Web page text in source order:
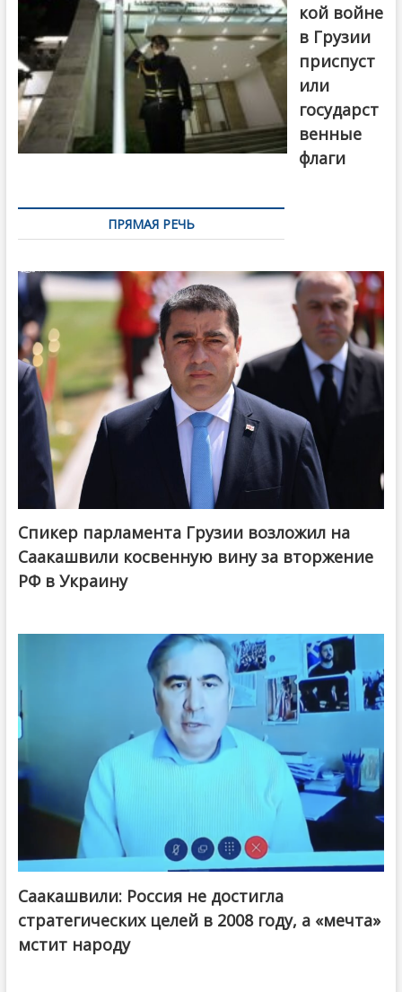
кой войне
в Грузии
приспуст
или
государст
венные
флаги
ПРЯМАЯ РЕЧЬ
Спикер парламента Грузии возложил на
Саакашвили косвенную вину за вторжение
РФ в Украину
Саакашвили: Россия не достигла
стратегических целей в 2008 году, а «мечта»
мстит народу